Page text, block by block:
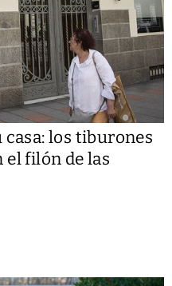
los tiburones
filón de las